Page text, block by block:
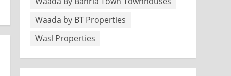
Waada by BT Properties
Wasl Properties